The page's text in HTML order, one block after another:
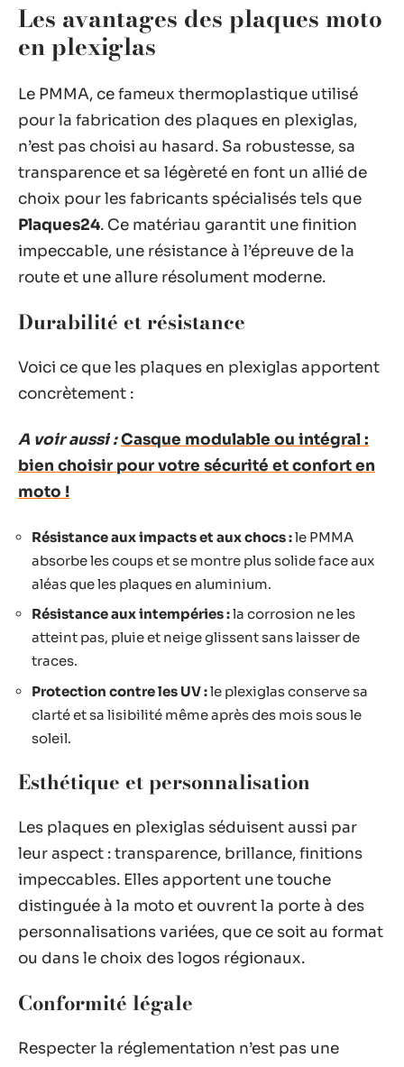
Les avantages des plaques moto
en plexiglas
Le PMMA, ce fameux thermoplastique utilisé
pour la fabrication des plaques en plexiglas,
n’est pas choisi au hasard. Sa robustesse, sa
transparence et sa légèreté en font un allié de
choix pour les fabricants spécialisés tels que
Plaques24. Ce matériau garantit une finition
impeccable, une résistance à l’épreuve de la
route et une allure résolument moderne.
Durabilité et résistance
Voici ce que les plaques en plexiglas apportent
concrètement :
A voir aussi :Casque modulable ou intégral :
bien choisir pour votre sécurité et confort en
moto !
Résistance aux impacts et aux chocs :le PMMA
absorbe les coups et se montre plus solide face aux
aléas que les plaques en aluminium.
Résistance aux intempéries :la corrosion ne les
atteint pas, pluie et neige glissent sans laisser de
traces.
Protection contre les UV :le plexiglas conserve sa
clarté et sa lisibilité même après des mois sous le
soleil.
Esthétique et personnalisation
Les plaques en plexiglas séduisent aussi par
leur aspect : transparence, brillance, finitions
impeccables. Elles apportent une touche
distinguée à la moto et ouvrent la porte à des
personnalisations variées, que ce soit au format
ou dans le choix des logos régionaux.
Conformité légale
Respecter la réglementation n’est pas une